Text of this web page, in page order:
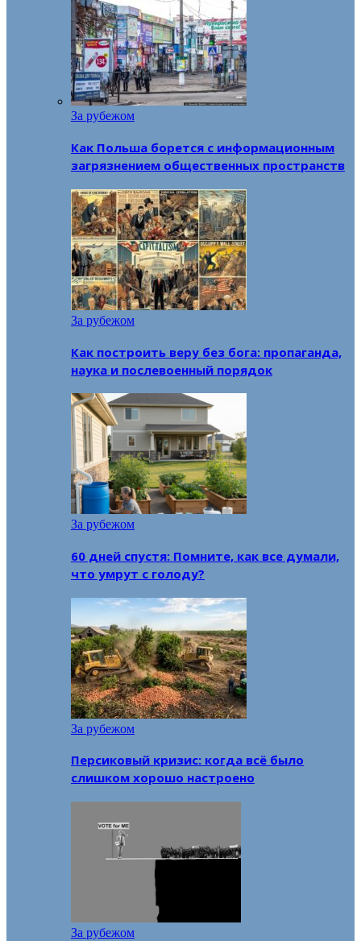
За рубежом
Как Польша борется с информационным
загрязнением общественных пространств
За рубежом
Как построить веру без бога: пропаганда,
наука и послевоенный порядок
За рубежом
60 дней спустя: Помните, как все думали,
что умрут с голоду?
За рубежом
Персиковый кризис: когда всё было
слишком хорошо настроено
За рубежом